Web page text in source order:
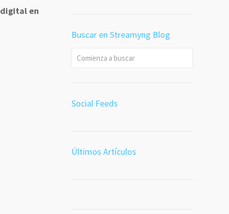
en
Buscar en Streamyng Blog
Social Feeds
Últimos Artículos